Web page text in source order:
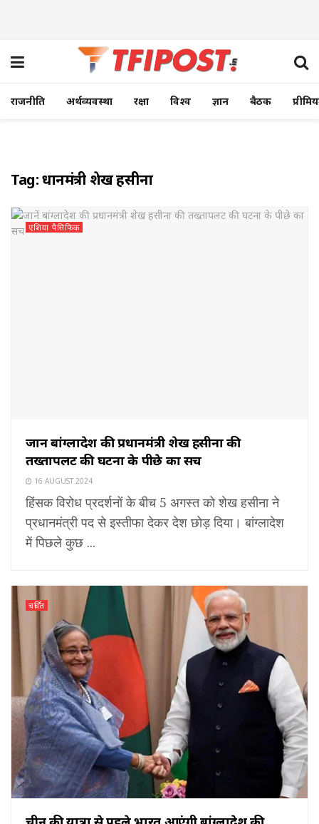
राजनीति अर्थव्यवस्था रक्षा विश्व ज्ञान बैठक
Tag:प्रधानमंत्री शेख हसीना
एशिया पैसिफिक
जानें बांग्‍लादेश की प्रधानमंत्री शेख हसीना की
तख्तापलट की घटना के पीछे का सच
16 AUGUST 2024
हिंसक विरोध प्रदर्शनों के बीच 5 अगस्‍त को शेख हसीना ने
प्रधानमंत्री पद से इस्‍तीफा देकर देश छोड़ दिया। बांग्‍लादेश
में पिछले कुछ ...
चर्चित